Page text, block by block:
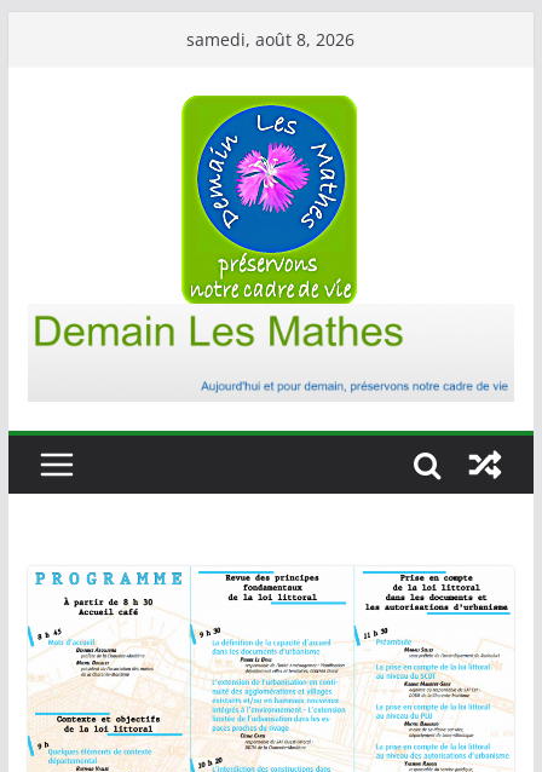
samedi, août 8, 2026